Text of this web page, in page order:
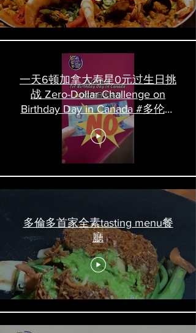
一天6顿加拿大寿星0元过生日挑
战 Zero-Dollar Challenge on
Birthday Day in Canada #多伦多
吃喝玩乐 #多伦多美食
#torontofood
多倫多首家全素tasting menu餐
廳